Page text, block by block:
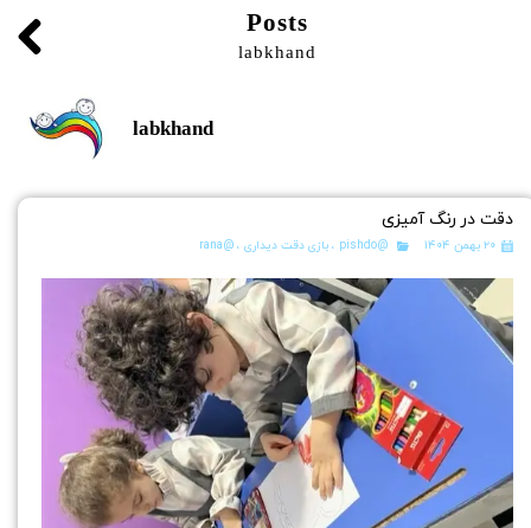
Posts
labkhand
labkhand
دقت در رنگ آمیزی
۲۰ بهمن ۱۴۰۴ @pishdo ،بازی دقت دیداری ،@rana